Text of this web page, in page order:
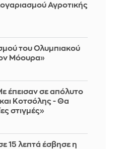
Αγροτικής
του Ολυμπιακού
Μόουρα»
έπεισαν σε απόλυτο
Κοτσόλης - Θα
στιγμές»
15 λεπτά έσβησε η